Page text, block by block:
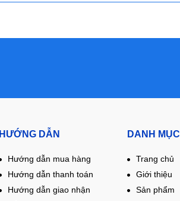
HƯỚNG DẪN
Hướng dẫn mua hàng
Hướng dẫn thanh toán
Hướng dẫn giao nhận
DANH MỤC
Trang chủ
Giới thiệu
Sản phẩm